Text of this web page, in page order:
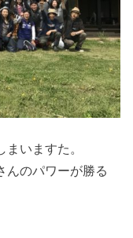
いますた。
んのパワーが勝る